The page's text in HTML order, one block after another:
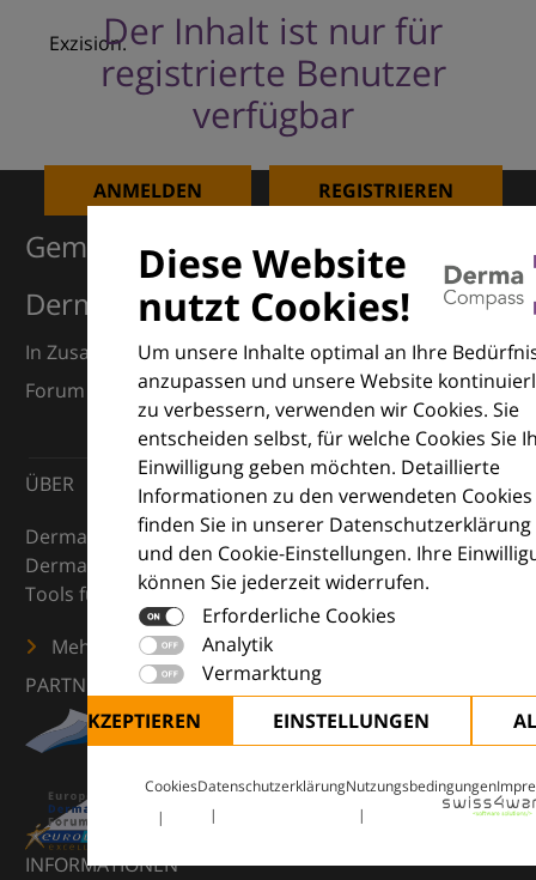
Der Inhalt ist nur für
registrierte Benutzer
verfügbar
ANMELDEN REGISTRIEREN
Exzision.
Diese Website
nutzt Cookies!
Um unsere Inhalte optimal an Ihre
anzupassen und unsere Website
zu verbessern, verwenden wir Cookies. Sie
entscheiden selbst, für welche Cookies Sie
Einwilligung geben möchten. Detaillierte
Informationen zu den verwendeten Cookies
finden Sie in unserer Datenschutzerklärung
und den Cookie-Einstellungen. Ihre
können Sie jederzeit widerrufen.
Erforderliche Cookies
Analytik
Vermarktung
ALLE AKZEPTIEREN
EINSTELLUNGEN
CookiesDatenschutzerklärungNutzungsbedingungen
Gemeinsam für Exzellenz in der
Dermatologie
In Zusammenarbeit mit dem European Dermatology
Forum (EDF) und Euroderm Excellence
ÜBER
DermaCompass ist Ihr digitaler Kompass für die
Dermatologie – mit Wissen, Bildern und praktischen
Tools für den klinischen Alltag.
Mehr erfahren
PARTNER
INFORMATIONEN